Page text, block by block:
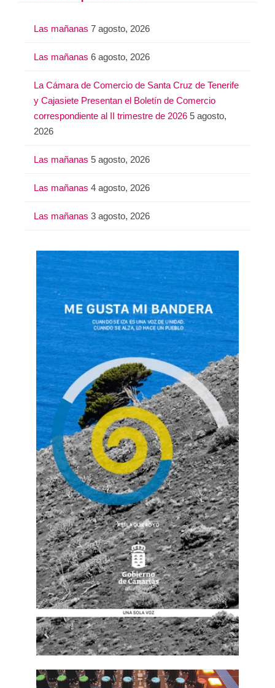
Las mañanas 7 agosto, 2026
Las mañanas 6 agosto, 2026
La Cámara de Comercio de Santa Cruz de Tenerife
y Cajasiete Presentan el Boletín de Comercio
correspondiente al II trimestre de 2026 5 agosto,
2026
Las mañanas 5 agosto, 2026
Las mañanas 4 agosto, 2026
Las mañanas 3 agosto, 2026